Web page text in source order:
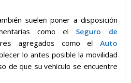
suelen poner a disposición
como el Seguro de
agregados como el Auto
lo antes posible la movilidad
de que su vehículo se encuentre